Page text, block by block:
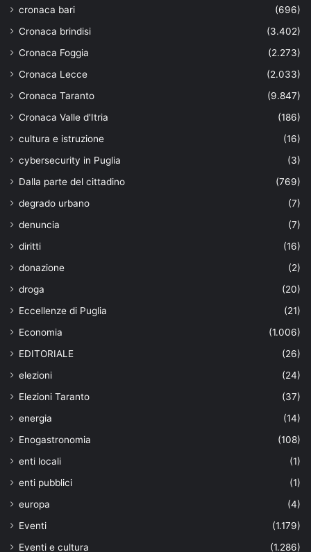
cronaca bari
(696)
Cronaca brindisi
(3.402)
Cronaca Foggia
(2.273)
Cronaca Lecce
(2.033)
Cronaca Taranto
(9.847)
Cronaca Valle d'Itria
(186)
cultura e istruzione
(16)
cybersecurity in Puglia
(3)
Dalla parte del cittadino
(769)
degrado urbano
(7)
denuncia
(7)
diritti
(16)
donazione
(2)
droga
(20)
Eccellenze di Puglia
(21)
Economia
(1.006)
EDITORIALE
(26)
elezioni
(24)
Elezioni Taranto
(37)
energia
(14)
Enogastronomia
(108)
enti locali
(1)
enti pubblici
(1)
europa
(4)
Eventi
(1.179)
Eventi e cultura
(1.286)